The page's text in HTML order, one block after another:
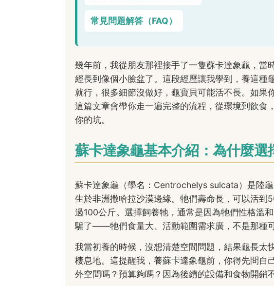
常見問題解答（FAQ）
幾年前，我從朋友那裡接手了一隻蘇卡達象龜，當
經長到像個小臉盆了。這段經歷讓我學到，養這種
就行，很多細節沒做好，龜寶貝可能活不長。如果
這篇文章會帶你走一遍完整的流程，從環境到飲食
你的坑。
蘇卡達象龜基本介紹：為什麼選
蘇卡達象龜（學名：Centrochelys sulcata）是陸
生於非洲撒哈拉沙漠邊緣。牠們壽命長，可以活到
過100公斤。選擇飼養牠，通常是因為牠們性格溫
騙了——牠們食量大、活動範圍需求廣，不是那種
我當初養的時候，沒想清楚空間問題，結果龜長太
棲息地。這提醒我，養蘇卡達象龜前，你得先問自
外空間嗎？預算夠嗎？因為後續的設備和食物開銷不